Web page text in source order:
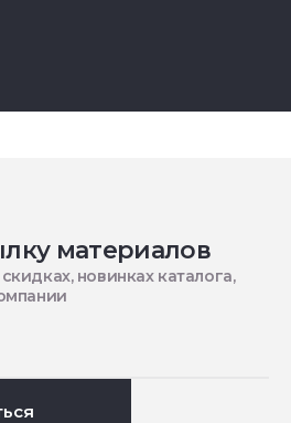
материалов
новинках каталога,